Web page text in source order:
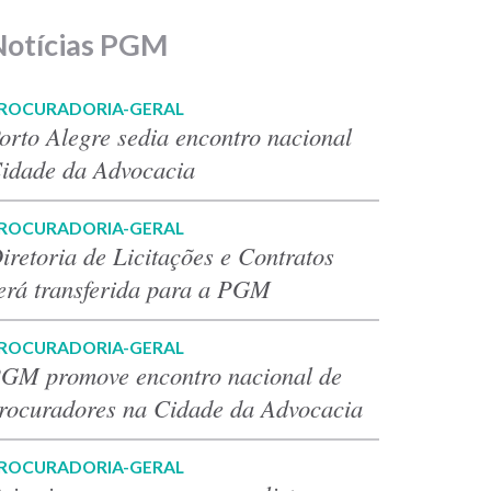
PGM
GERAL
Alegre sedia encontro nacional
da Advocacia
GERAL
de Licitações e Contratos
transferida para a PGM
GERAL
promove encontro nacional de
na Cidade da Advocacia
GERAL